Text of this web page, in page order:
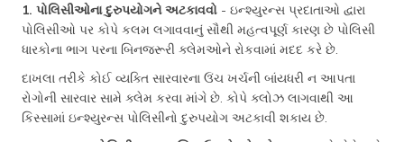
1. પોલિસીઓના દુરુપયોગને અટકાવવો - ઇન્શ્યુરન્સ પ્રદાતાઓ દ્વારા
પોલિસીઓ પર કોપે કલમ લગાવવાનું સૌથી મહત્વપૂર્ણ કારણ છે પોલિસી
ધારકોના ભાગ પરના બિનજરૂરી ક્લેમઓને રોકવામાં મદદ કરે છે.
દાખલા તરીકે કોઈ વ્યક્તિ સારવારના ઉંચ ખર્ચની બાંયધરી ન આપતા
રોગોની સારવાર સામે ક્લેમ કરવા માંગે છે. કોપે ક્લોઝ લાગવાથી આ
કિસ્સામાં ઇન્શ્યુરન્સ પોલિસીનો દુરુપયોગ અટકાવી શકાય છે.